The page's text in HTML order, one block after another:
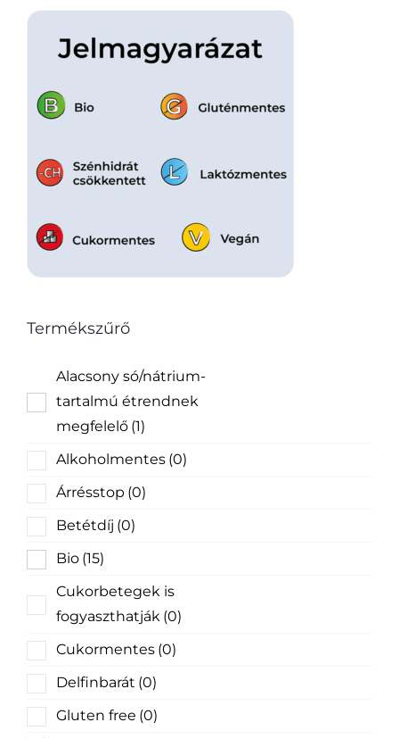
Termékszűrő
Alacsony só/nátrium-
tartalmú étrendnek
megfelelő (1)
Alkoholmentes (0)
Árrésstop (0)
Betétdíj (0)
Bio (15)
Cukorbetegek is
fogyaszthatják (0)
Cukormentes (0)
Delfinbarát (0)
Gluten free (0)